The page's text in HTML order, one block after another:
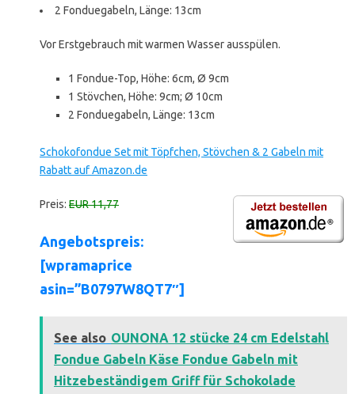
2 Fonduegabeln, Länge: 13cm
Vor Erstgebrauch mit warmen Wasser ausspülen.
1 Fondue-Top, Höhe: 6cm, Ø 9cm
1 Stövchen, Höhe: 9cm; Ø 10cm
2 Fonduegabeln, Länge: 13cm
Schokofondue Set mit Töpfchen, Stövchen & 2 Gabeln mit
Rabatt auf Amazon.de
Preis: EUR 11,77
Angebotspreis:
[wpramaprice
asin=”B0797W8QT7″]
See also OUNONA 12 stücke 24 cm Edelstahl
Fondue Gabeln Käse Fondue Gabeln mit
Hitzebeständigem Griff für Schokolade